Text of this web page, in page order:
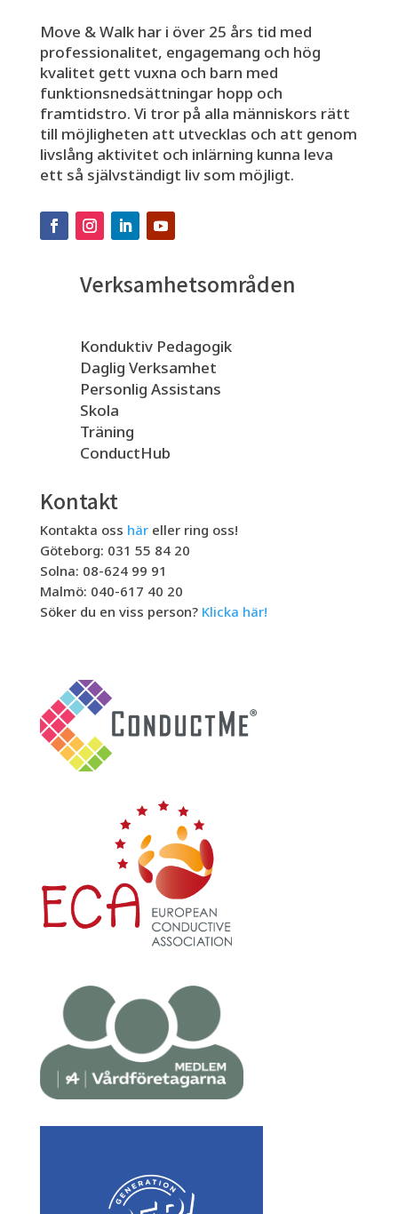
Move & Walk har i över 25 års tid med
professionalitet, engagemang och hög
kvalitet gett vuxna och barn med
funktionsnedsättningar hopp och
framtidstro. Vi tror på alla människors rätt
till möjligheten att utvecklas och att genom
livslång aktivitet och inlärning kunna leva
ett så självständigt liv som möjligt.
Verksamhetsområden
Konduktiv Pedagogik
Daglig Verksamhet
Personlig Assistans
Skola
Träning
ConductHub
Kontakt
Kontakta oss häreller ring oss!
Göteborg: 031 55 84 20
Solna: 08-624 99 91
Malmö: 040-617 40 20
Söker du en viss person? Klicka här!